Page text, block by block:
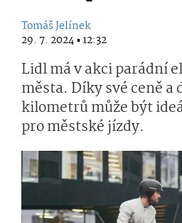
Tomáš Jelínek
29. 7. 2024 ▪ 12:32
Lidl má v akci parádní
města. Díky své ceně a
kilometrů může být
pro městské jízdy.